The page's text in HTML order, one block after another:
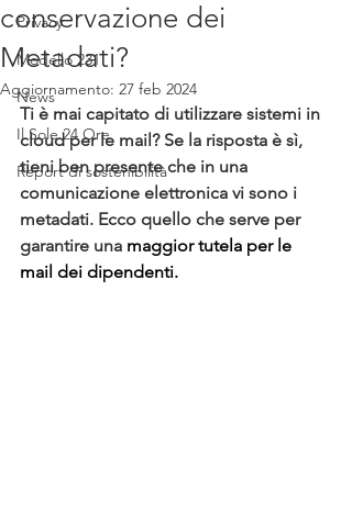
Privacy
Modello 231
News
Il Sole 24 Ore
Report di sostenibilità
conservazione dei
Metadati?
Aggiornamento: 27 feb 2024
Ti è mai capitato di utilizzare sistemi in
cloud per le mail? Se la risposta è sì,
tieni ben presente che in una
comunicazione elettronica vi sono i
metadati. Ecco quello che serve per
garantire una maggior tutela per le
mail dei dipendenti.